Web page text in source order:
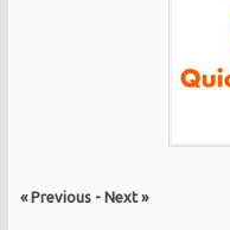
« Previous - Next »